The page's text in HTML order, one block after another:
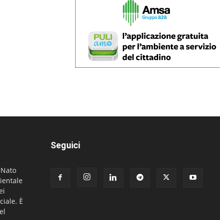
È
Seguici